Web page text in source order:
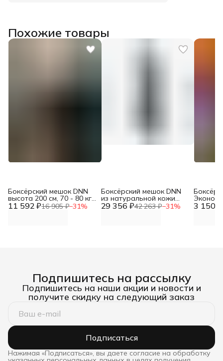
Похожие товары
11 592 ₽16 905 ₽−31%
Боксёрский мешок DNN
высота 200 см, 70 - 80 кг,
диаметр 35 см (Чехол 29 356 ₽42 263 ₽−31%
Боксёрский мешок DNN
из натуральной кожи
(диаметр 40см, h-140см, 3 150 ₽
Эконом
/ ПВХ
Подпишитесь на рассылку
Подпишитесь на наши акции и новости и
получите скидку на следующий заказ
Подписаться
Нажимая «Подписаться», вы даете согласие на обработку